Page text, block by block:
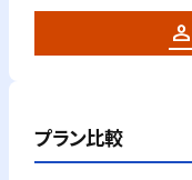
プラン比較